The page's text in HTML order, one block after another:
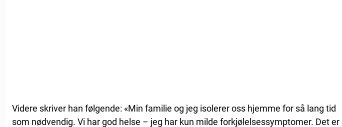
Videre skriver han følgende: «Min familie og jeg isolerer oss hjemme for så lang tid
som nødvendig. Vi har god helse – jeg har kun milde forkjølelsessymptomer. Det er